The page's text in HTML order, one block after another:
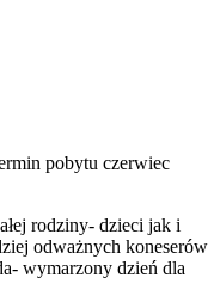
pobytu czerwiec
rodziny- dzieci jak i
odważnych koneserów
wymarzony dzień dla